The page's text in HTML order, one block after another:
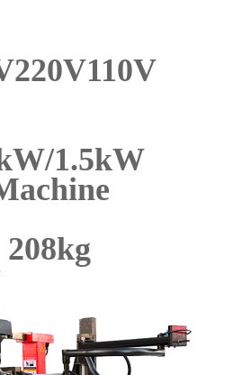
1.5kW
208kg